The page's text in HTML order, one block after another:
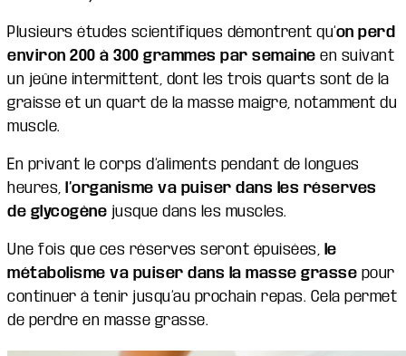
Plusieurs études scientifiques démontrent qu’on perd
environ 200 à 300 grammes par semaine en suivant
un jeûne intermittent, dont les trois quarts sont de la
graisse et un quart de la masse maigre, notamment du
muscle.
En privant le corps d’aliments pendant de longues
heures, l’organisme va puiser dans les réserves
de glycogène jusque dans les muscles.
Une fois que ces réserves seront épuisées, le
métabolisme va puiser dans la masse grasse pour
continuer à tenir jusqu’au prochain repas. Cela permet
de perdre en masse grasse.